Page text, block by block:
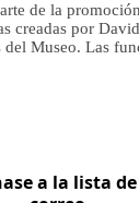
de la
creadas por David
Museo. Las
a la lista de